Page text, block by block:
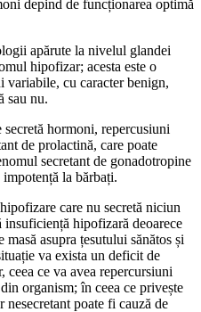
depind de funcționarea optimă
apărute la nivelul glandei
hipofizar; acesta este o
variabile, cu caracter benign,
sau nu.
hormoni, repercusiuni
de prolactină, care poate
secretant de gonadotropine
la bărbați.
care nu secretă niciun
hipofizară deoarece
asupra țesutului sănătos și
va exista un deficit de
ce va avea repercursiuni
organism; în ceea ce privește
poate fi cauză de